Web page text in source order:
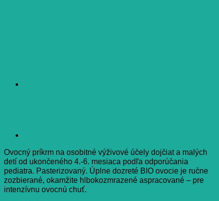
Ovocný príkrm na osobitné výživové účely dojčiat a malých
detí od ukončeného 4.-6. mesiaca podľa odporúčania
pediatra. Pasterizovaný. Úplne dozreté BIO ovocie je ručne
zozbierané, okamžite hlbokozmrazené aspracované – pre
intenzívnu ovocnú chuť.